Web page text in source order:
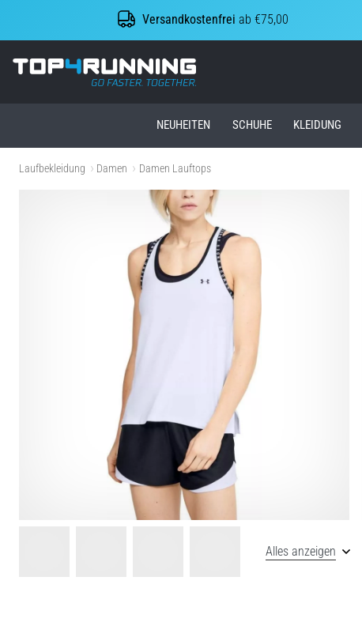
Versandkostenfrei ab €75,00
Top4Running.at
NEUHEITEN SCHUHE KLEIDUNG
Laufbekleidung Damen Damen Lauftops
Alles anzeigen